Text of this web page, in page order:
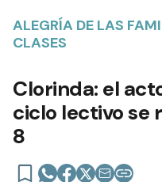
ALEGRÍA DE LAS
CLASES
Clorinda: el
ciclo lectivo se
8